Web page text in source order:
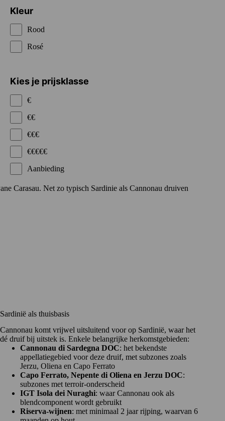
Kleur
Rood
Rosé
Kies je prijsklasse
€
€€
€€€
€€€€€
Aanbieding
Sardinië als thuisbasis
Cannonau komt vrijwel uitsluitend voor op Sardinië, waar het
dé druif bij uitstek is. Enkele belangrijke herkomstgebieden:
Cannonau di Sardegna DOC: het bekendste
appellatiegebied voor deze druif, met subzones zoals
Jerzu, Oliena en Capo Ferrato
Capo Ferrato, Nepente di Oliena en Jerzu DOC:
subzones met terroir-onderscheid
IGT Isola dei Nuraghi: waar Cannonau ook als
blendcomponent wordt gebruikt
Riserva-wijnen: met minimaal 2 jaar rijping, waarvan 6